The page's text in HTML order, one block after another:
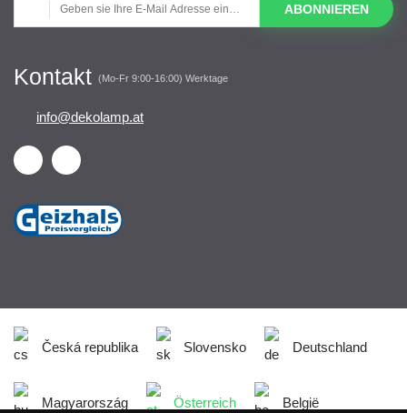
ABONNIEREN
Kontakt (Mo-Fr 9:00-16:00) Werktage
info@dekolamp.at
Česká republika Slovensko Deutschland
Magyarország Österreich België